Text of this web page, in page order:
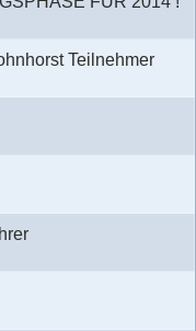
Teilnehmer